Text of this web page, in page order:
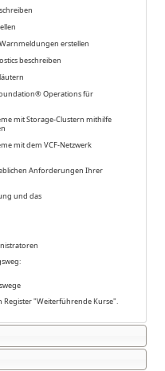
erstellen
beschreiben
Operations für
mit Storage-Clustern mithilfe
mit dem VCF-Netzwerk
Anforderungen Ihrer
und das
Register "Weiterführende Kurse".